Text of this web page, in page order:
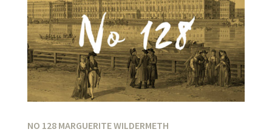
NO 128 MARGUERITE WILDERMETH